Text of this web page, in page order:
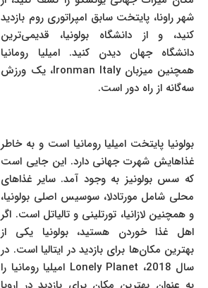
شهر راونا، پایتخت سابق امپراتوری روم بازدید
کنید، و از دانشگاه بولونیا، قدیمی‌ترین
دانشگاه جهان دیدن کنید. امیلیا رومانیا
همچنین میزبان Ironman Italy، یک ورزش
سه‌گانه از راه دور است.
بولونیا پایتخت امیلیا رومانیا است و به خاطر
غذاهایش شهرت جهانی دارد. این جایی است
که سس بولونیز به وجود آمد. سایر غذاهای
محلی شامل مورتادلا، سوسیس اصلی بولونیا،
و همچنین لازانیا، تورتلینی و تالیاتل است. اگر
اهل غذا خوردن هستید، بولونیا یکی از
بهترین مکان‌ها برای بازدید در ایتالیا است. در
سال 2018، Lonely Planet امیلیا رومانیا را